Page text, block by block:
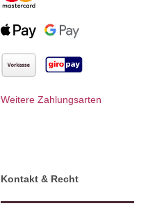
Weitere Zahlungsarten
Kontakt & Recht